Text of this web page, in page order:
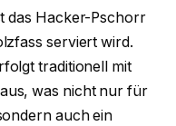
das Hacker-Pschorr
serviert wird.
traditionell mit
was nicht nur für
auch ein